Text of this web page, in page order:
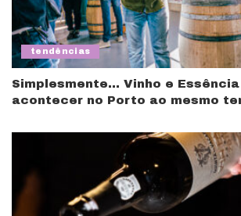
tendências
Simplesmente… Vinho e
acontecer no Porto ao mesmo